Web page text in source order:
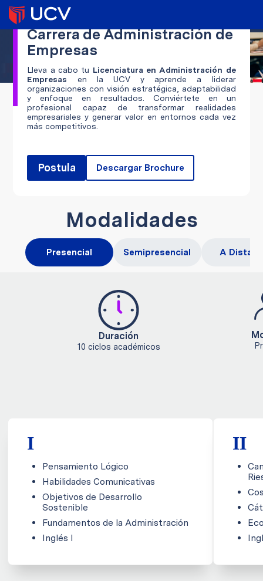
Carrera de Administración de
Empresas
Lleva a cabo tu Licenciatura en Administración de
Empresas en la UCV y aprende a liderar
organizaciones con visión estratégica, adaptabilidad
y enfoque en resultados. Conviértete en un
profesional capaz de transformar realidades
empresariales y generar valor en entornos cada vez
más competitivos.
Postula Descargar Brochure
Modalidades
Presencial Semipresencial A
Duración
10 ciclos académicos
I
Pensamiento Lógico
Habilidades Comunicativas
Objetivos de Desarrollo
Sostenible
Fundamentos de la Administración
Inglés I
II